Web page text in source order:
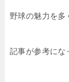
野球の魅力を多
記事が参考にな